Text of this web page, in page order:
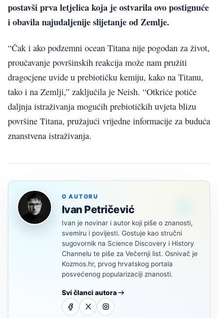
postavši prva letjelica koja je ostvarila ovo postignuće
i obavila najudaljenije slijetanje od Zemlje.
“Čak i ako podzemni ocean Titana nije pogodan za život,
proučavanje površinskih reakcija može nam pružiti
dragocjene uvide u prebiotičku kemiju, kako na Titanu,
tako i na Zemlji,” zaključila je Neish. “Otkriće potiče
daljnja istraživanja mogućih prebiotičkih uvjeta blizu
površine Titana, pružajući vrijedne informacije za buduća
znanstvena istraživanja.
O AUTORU
Ivan Petričević
Ivan je novinar i autor koji piše o znanosti,
svemiru i povijesti. Gostuje kao stručni
sugovornik na Science Discovery i History
Channelu te piše za Večernji list. Osnivač je
Kozmos.hr, prvog hrvatskog portala
posvećenog popularizaciji znanosti.
Svi članci autora